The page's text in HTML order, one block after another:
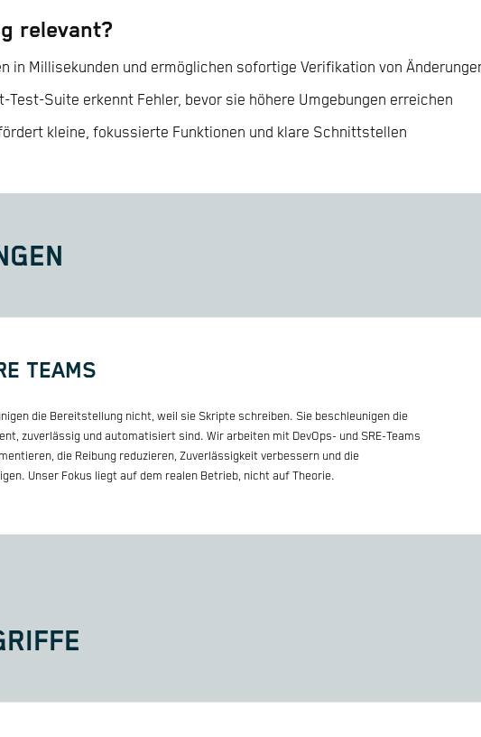
relevant?
in Millisekunden und ermöglichen sofortige Verifikation von
Test-Suite erkennt Fehler, bevor sie höhere Umgebungen erreichen
kleine, fokussierte Funktionen und klare Schnittstellen
TEAMS
die Bereitstellung nicht, weil sie Skripte schreiben. Sie beschleunigen die
zuverlässig und automatisiert sind. Wir arbeiten mit DevOps- und SRE-Teams
die Reibung reduzieren, Zuverlässigkeit verbessern und die
Unser Fokus liegt auf dem realen Betrieb, nicht auf Theorie.